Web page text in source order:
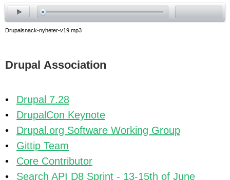
Drupalsnack-nyheter-v19.mp3
Drupal Association
Drupal 7.28
DrupalCon Keynote
Drupal.org Software Working Group
Gittip Team
Core Contributor
Search API D8 Sprint - 13-15th of June